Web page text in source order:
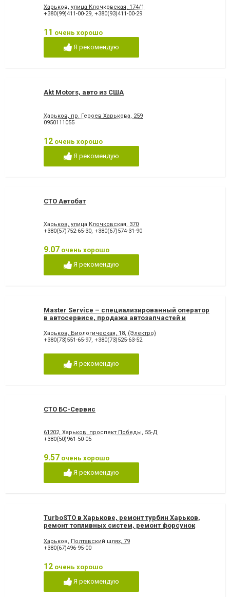
автомобилей
Ремонт стартеров и
Ремонт турбин
Ремонт форсунок
Ремонт ходовой части
Харьков, улица Клочковская, 174/1
+380(99)411-00-29, +380(93)411-00-29
11 очень хорошо
Я рекомендую
Akt Motors, авто из США
Харьков, пр. Героев Харькова, 259
0950111055
12 очень хорошо
Я рекомендую
СТО Автобат
Харьков, улица Клочковская, 370
+380(57)752-65-30, +380(67)574-31-90
9.07 очень хорошо
Я рекомендую
Master Service – специализированный оператор
в автосервисе, продажа автозапчастей и
Харьков, Биологическая, 18, (Электро)
+380(73)551-65-97, +380(73)525-63-52
Я рекомендую
СТО БС-Сервис
61202, Харьков, проспект Победы, 55-Д
+380(50)961-50-05
9.57 очень хорошо
Я рекомендую
TurboSTO в Харькове, ремонт турбин Харьков,
ремонт топливных систем, ремонт форсунок
Харьков, Полтавский шлях, 79
+380(67)496-95-00
12 очень хорошо
Я рекомендую